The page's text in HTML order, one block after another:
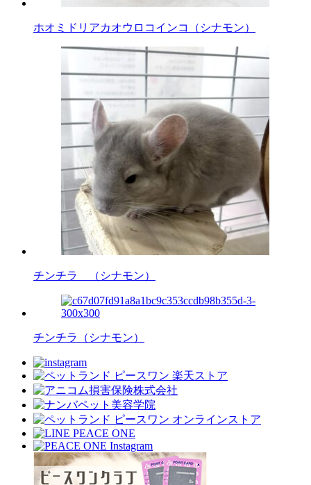
ホオミドリアカオウロコインコ（シナモン）
チンチラ （シナモン）
チンチラ（シナモン）